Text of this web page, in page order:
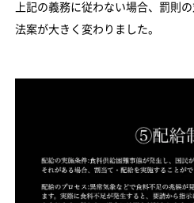
上記の義務に従わない場合、罰則
法案が大きく変わりました。